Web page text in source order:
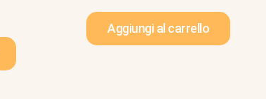
Aggiungi al carrello